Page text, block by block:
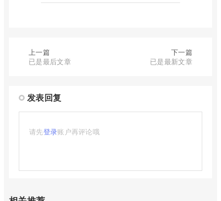
上一篇
已是最后文章
下一篇
已是最新文章
发表回复
请先登录账户再评论哦